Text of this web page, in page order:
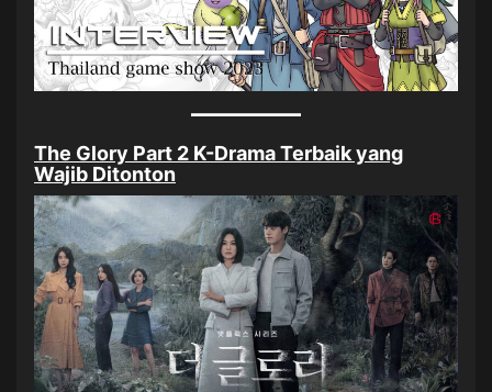
The Glory Part 2 K-Drama Terbaik yang
Wajib Ditonton